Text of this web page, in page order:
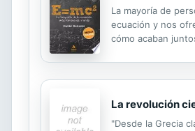
La mayoría de
ecuación y nos
cómo acaban
La revolución
"Desde la Grecia